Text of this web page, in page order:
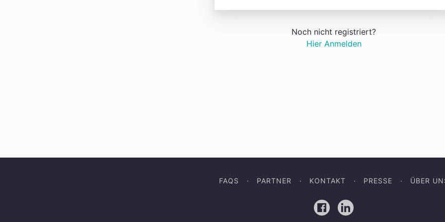
Noch nicht registriert?
Hier Anmelden
FAQS PARTNER KONTAKT PRESSE ÜBER
FacebookLinkedIn